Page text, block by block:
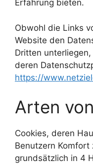
Erfahrung bieten.
Obwohl die Links
Website den
Dritten
deren
https://
Arten
Cookies, deren
Benutzern
grundsätzlich in 4